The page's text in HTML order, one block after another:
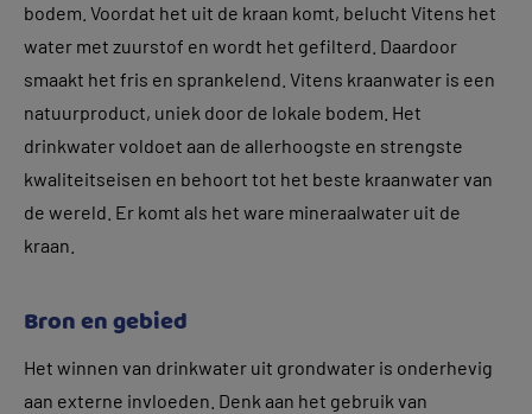
bodem. Voordat het uit de kraan komt, belucht Vitens het
water met zuurstof en wordt het gefilterd. Daardoor
smaakt het fris en sprankelend. Vitens kraanwater is een
natuurproduct, uniek door de lokale bodem. Het
drinkwater voldoet aan de allerhoogste en strengste
kwaliteitseisen en behoort tot het beste kraanwater van
de wereld. Er komt als het ware mineraalwater uit de
kraan.
Bron en gebied
Het winnen van drinkwater uit grondwater is onderhevig
aan externe invloeden. Denk aan het gebruik van